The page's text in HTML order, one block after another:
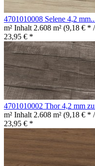
4701010008 Selene 4,2
m² Inhalt 2.608 m² (9,18 € *
23,95 € *
4701010002 Thor 4,2 mm
m² Inhalt 2.608 m² (9,18 € *
23,95 € *